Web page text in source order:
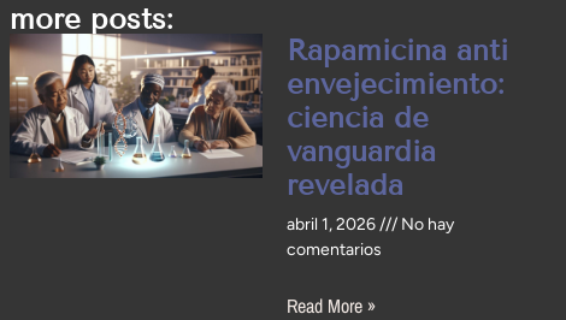
more posts:
Rapamicina anti
envejecimiento:
ciencia de
vanguardia
revelada
abril 1, 2026
No hay
comentarios
Read More »